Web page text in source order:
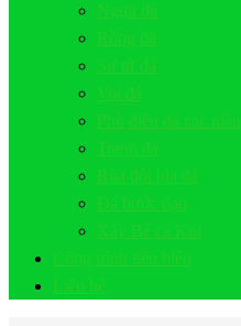
Ngựa đá
Rồng đá
Sư tử đá
Voi đá
Phù điêu đá các mầu
Tranh đá
Rùa đội bia đá
Đá bước dạo
Xây Bể cá Koi
Công trình tiêu biểu
Liên hệ